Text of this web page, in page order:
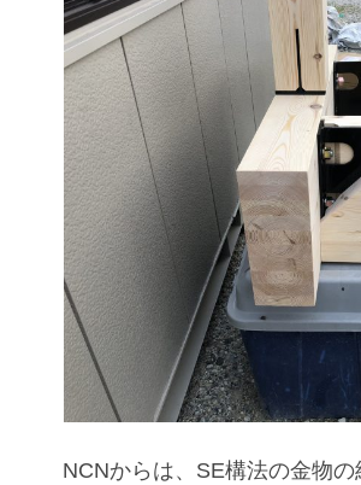
NCNからは、 SE構法の金物